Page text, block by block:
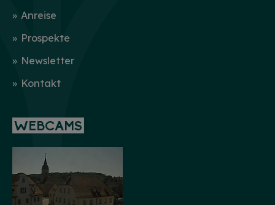
Anreise
Prospekte
Newsletter
Kontakt
WEBCAMS